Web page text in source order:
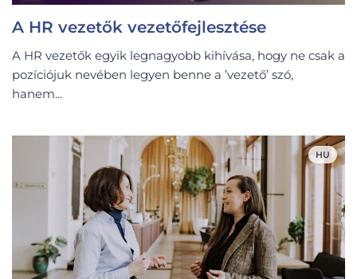
A HR vezetők vezetőfejlesztése
A HR vezetők egyik legnagyobb kihívása, hogy ne csak a
pozíciójuk nevében legyen benne a ’vezető’ szó,
hanem...
HU